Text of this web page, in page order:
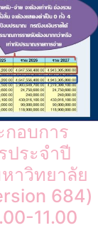
อบการ
ประจำปี
าวิทยาลัย
684)
11.00